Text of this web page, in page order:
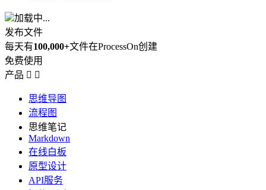
加载中...
发布文件
每天有100,000+文件在ProcessOn创建
免费使用
产品  
思维导图
流程图
思维笔记
Markdown
在线白板
原型设计
API服务